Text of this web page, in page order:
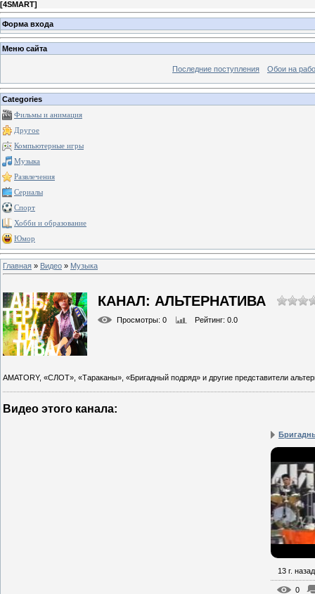
[4SMART]
Форма входа
Меню сайта
Последние поступления Обои на
Categories
Фильмы и анимация
Другое
Компьютерные игры
Музыка
Развлечения
Сериалы
Спорт
Хобби и образование
Юмор
Главная » Видео » Музыка
КАНАЛ: АЛЬТЕРНАТИВА
Просмотры: 0 Рейтинг: 0.0
AMATORY, «СЛОТ», «Тараканы», «Бригадный подряд» и другие представители
Видео этого канала:
13 г. назад
0